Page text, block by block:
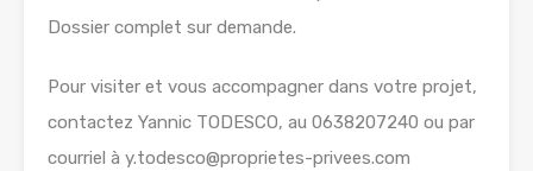
Dossier complet sur demande.
Pour visiter et vous accompagner dans votre projet,
contactez Yannic TODESCO, au 0638207240 ou par
courriel à y.todesco@proprietes-privees.com